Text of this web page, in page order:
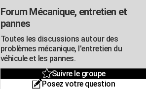
Forum Mécanique, entretien et
pannes
Toutes les discussions autour des
problèmes mécanique, l'entretien du
véhicule et les pannes.
Suivre le groupe
Posez votre question